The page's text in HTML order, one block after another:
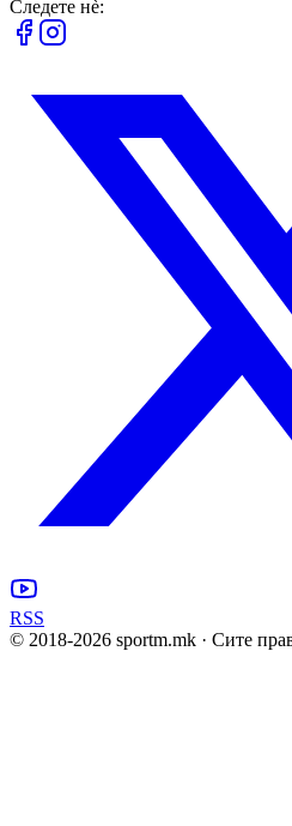
Следете нè:
RSS
© 2018-2026 sportm.mk · Сите